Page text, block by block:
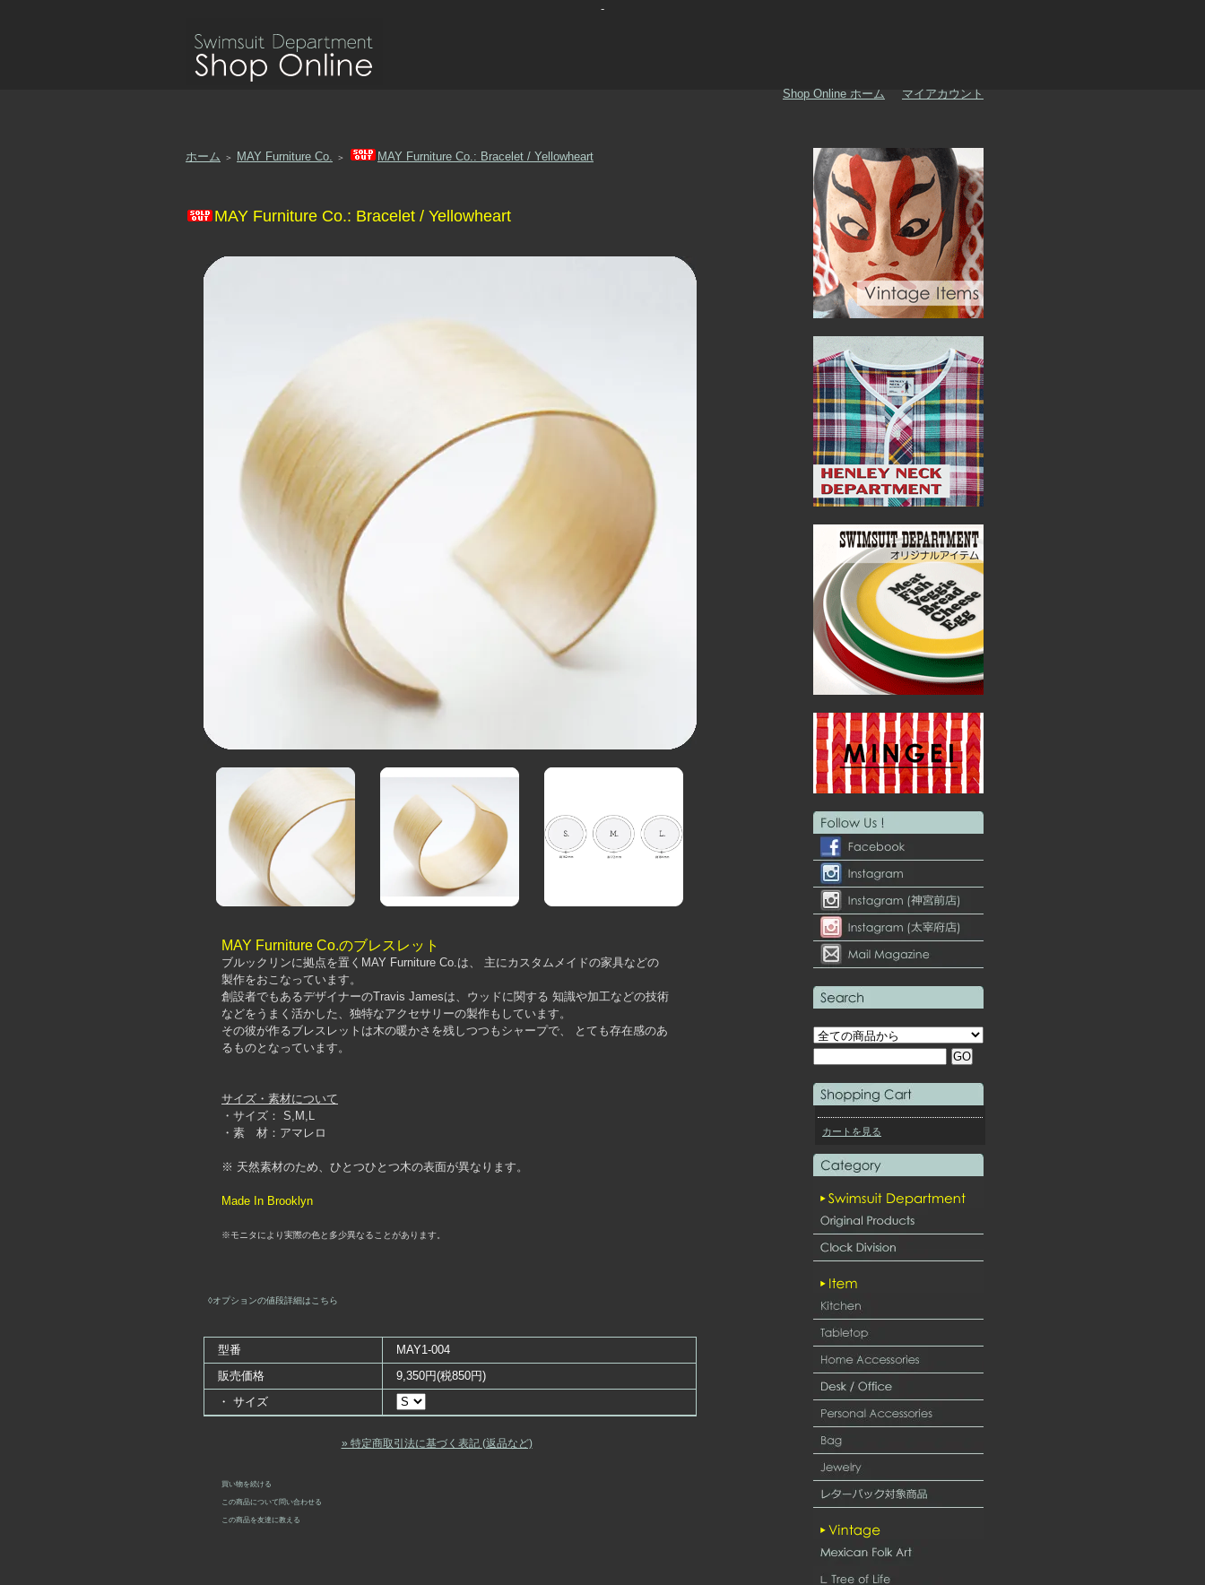
-
Shop Online ホーム マイアカウント
ホーム ＞ MAY Furniture Co. ＞ MAY Furniture Co.: Bracelet / Yellowheart
MAY Furniture Co.: Bracelet / Yellowheart
MAY Furniture Co.のブレスレット
ブルックリンに拠点を置くMAY Furniture Co.は、 主にカスタムメイドの家具などの
製作をおこなっています。
創設者でもあるデザイナーのTravis Jamesは、ウッドに関する 知識や加工などの技術
などをうまく活かした、独特なアクセサリーの製作もしています。
その彼が作るブレスレットは木の暖かさを残しつつもシャープで、 とても存在感のあ
るものとなっています。
サイズ・素材について
・サイズ： S,M,L
・素 材：アマレロ
※ 天然素材のため、ひとつひとつ木の表面が異なります。
Made In Brooklyn
※モニタにより実際の色と多少異なることがあります。
◊オプションの値段詳細はこちら
型番
MAY1-004
販売価格
9,350円(税850円)
・ サイズ
» 特定商取引法に基づく表記 (返品など)
買い物を続ける
この商品について問い合わせる
この商品を友達に教える
カートを見る